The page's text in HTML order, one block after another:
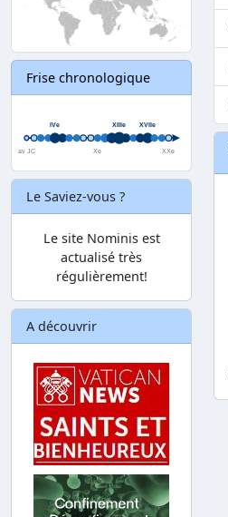
Frise chronologique
Le Saviez-vous ?
Le site Nominis est
actualisé très
régulièrement!
A découvrir